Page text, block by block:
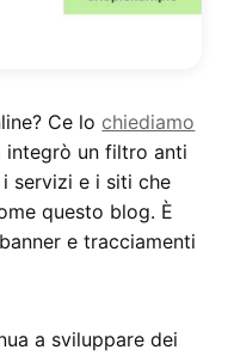
Ce lo chiediamo
integrò un filtro anti
servizi e i siti che
questo blog. È
e tracciamenti
a sviluppare dei